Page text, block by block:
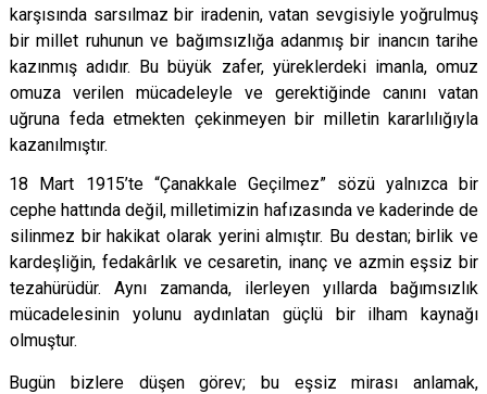
karşısında sarsılmaz bir iradenin, vatan sevgisiyle yoğrulmuş
bir millet ruhunun ve bağımsızlığa adanmış bir inancın tarihe
kazınmış adıdır. Bu büyük zafer, yüreklerdeki imanla, omuz
omuza verilen mücadeleyle ve gerektiğinde canını vatan
uğruna feda etmekten çekinmeyen bir milletin kararlılığıyla
kazanılmıştır.
18 Mart 1915’te “Çanakkale Geçilmez” sözü yalnızca bir
cephe hattında değil, milletimizin hafızasında ve kaderinde de
silinmez bir hakikat olarak yerini almıştır. Bu destan; birlik ve
kardeşliğin, fedakârlık ve cesaretin, inanç ve azmin eşsiz bir
tezahürüdür. Aynı zamanda, ilerleyen yıllarda bağımsızlık
mücadelesinin yolunu aydınlatan güçlü bir ilham kaynağı
olmuştur.
Bugün bizlere düşen görev; bu eşsiz mirası anlamak,